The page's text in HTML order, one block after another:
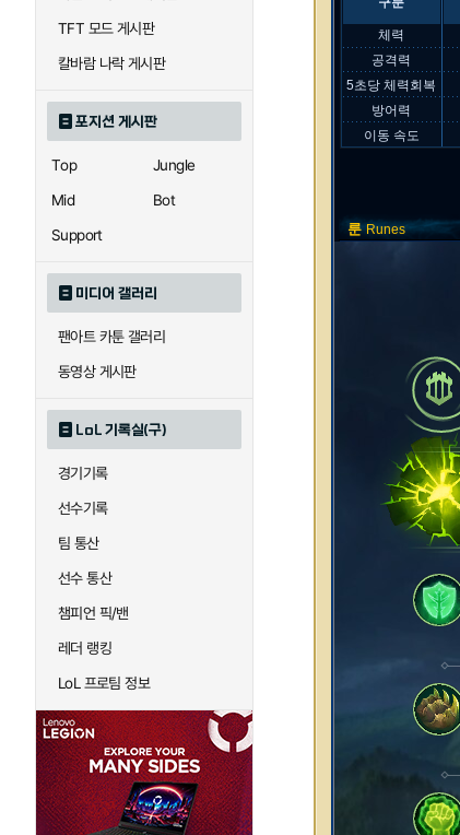
TFT 모드 게시판
칼바람 나락 게시판
포지션 게시판
Top
Jungle
Mid
Bot
Support
미디어 갤러리
팬아트 카툰 갤러리
동영상 게시판
LoL 기록실(구)
경기기록
선수기록
팀 통산
선수 통산
챔피언 픽/밴
레더 랭킹
LoL 프로팀 정보
체력
공격력
5초당 체력회복
방어력
이동 속도
룬Runes